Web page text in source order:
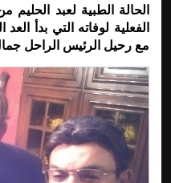
الحالة الطبية لعبد الحليم
الفعلية لوفاته التي بدأ
مع رحيل الرئيس الراحل